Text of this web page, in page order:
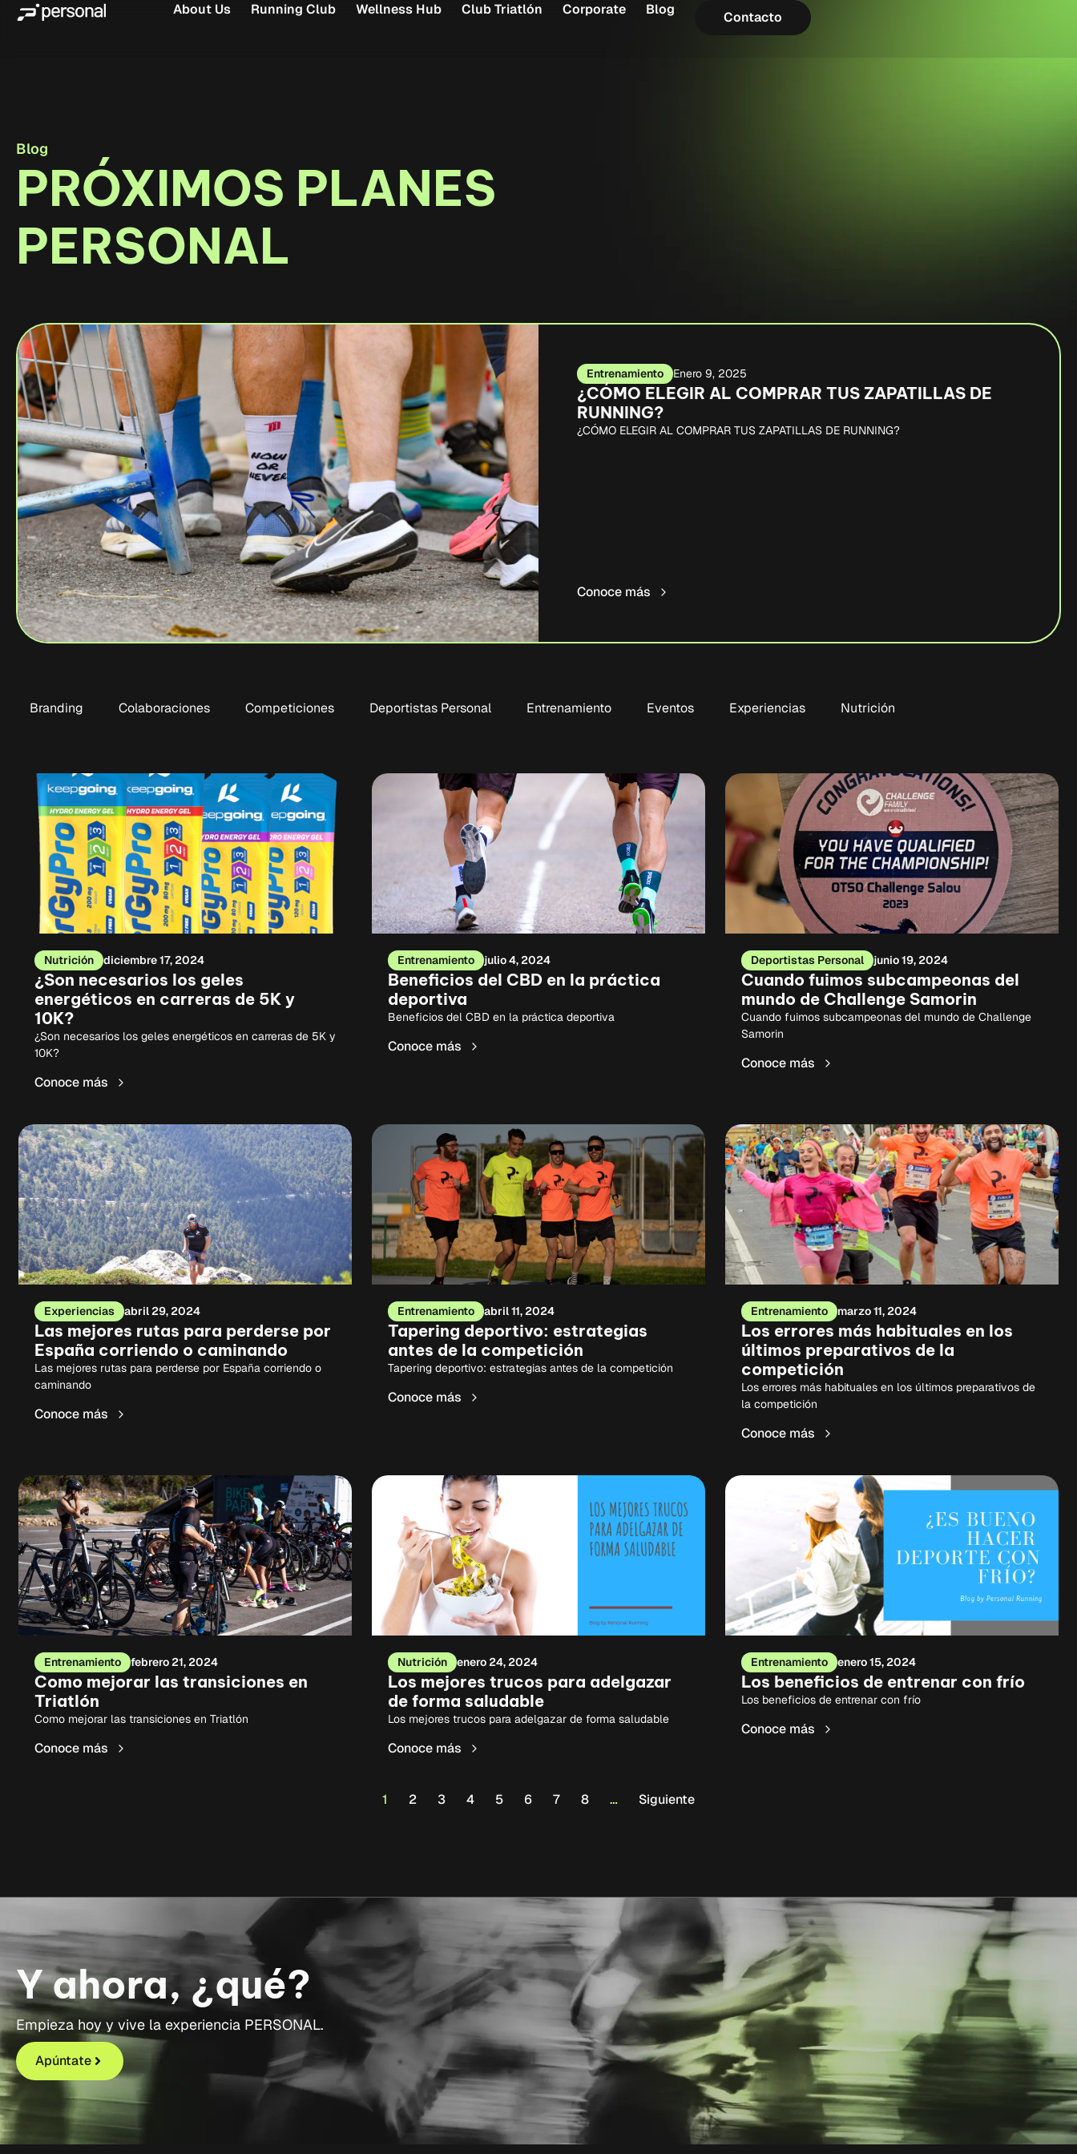
About Us Running Club Wellness Hub Club Triatlón Corporate Blog Contacto
Blog
PRÓXIMOS PLANES
PERSONAL
Entrenamiento Enero 9, 2025
¿CÓMO ELEGIR AL COMPRAR TUS ZAPATILLAS DE
RUNNING?
¿CÓMO ELEGIR AL COMPRAR TUS ZAPATILLAS DE RUNNING?
Conoce más
Branding Colaboraciones Competiciones Deportistas Personal Entrenamiento Eventos Experiencias Nutrición
Nutrición diciembre 17, 2024
¿Son necesarios los geles
energéticos en carreras de 5K y
10K?
¿Son necesarios los geles energéticos en carreras de 5K y
10K?
Conoce más
Entrenamiento julio 4, 2024
Beneficios del CBD en la práctica
deportiva
Beneficios del CBD en la práctica deportiva
Conoce más
Deportistas Personal junio 19, 2024
Cuando fuimos subcampeonas del
mundo de Challenge Samorin
Cuando fuimos subcampeonas del mundo de Challenge
Samorin
Conoce más
Experiencias abril 29, 2024
Las mejores rutas para perderse por
España corriendo o caminando
Las mejores rutas para perderse por España corriendo o
caminando
Conoce más
Entrenamiento abril 11, 2024
Tapering deportivo: estrategias
antes de la competición
Tapering deportivo: estrategias antes de la competición
Conoce más
Entrenamiento marzo 11, 2024
Los errores más habituales en los
últimos preparativos de la
competición
Los errores más habituales en los últimos preparativos de
la competición
Conoce más
Entrenamiento febrero 21, 2024
Como mejorar las transiciones en
Triatlón
Como mejorar las transiciones en Triatlón
Conoce más
Nutrición enero 24, 2024
Los mejores trucos para adelgazar
de forma saludable
Los mejores trucos para adelgazar de forma saludable
Conoce más
Entrenamiento enero 15, 2024
Los beneficios de entrenar con frío
Los beneficios de entrenar con frío
Conoce más
1 2 3 4 5 6 7 8 … Siguiente
Y ahora, ¿qué?
Empieza hoy y vive la experiencia PERSONAL.
Apúntate